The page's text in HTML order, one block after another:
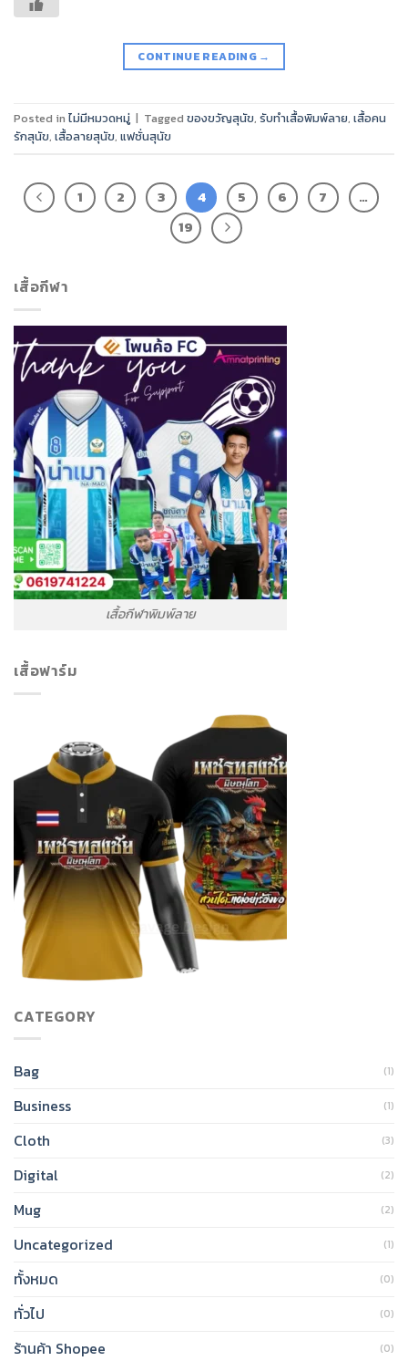
CONTINUE READING →
Posted in ไม่มีหมวดหมู่ | Tagged ของขวัญสุนัข, รับทำเสื้อพิมพ์ลาย, เสื้อคน
รักสุนัข, เสื้อลายสุนัข, แฟชั่นสุนัข
1 2 3 4 5 6 7
…
19
เสื้อกีฬา
เสื้อกีฬาพิมพ์ลาย
เสื้อฟาร์ม
CATEGORY
Bag (1)
Business (1)
Cloth (3)
Digital (2)
Mug (2)
Uncategorized (1)
ทั้งหมด (0)
ทั่วไป (0)
ร้านค้า Shopee (0)